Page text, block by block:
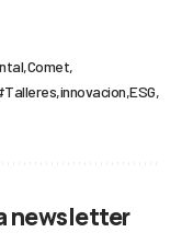
Comet
innovacion ESG
newsletter